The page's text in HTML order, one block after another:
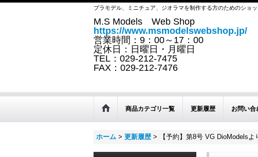
プラモデル、ミニチュア、ジオラマを制作する方のためのショ
M.S Models Web Shop
https://www.msmodelswebshop.jp/
営業時間：9：00～17：00
定休日：日曜日・月曜日
TEL：029-212-7475
FAX：029-212-7476
商品カテゴリ一覧 更新履歴 お問い合
ホーム > 更新履歴 > 【予約】第8号 VG DioModels